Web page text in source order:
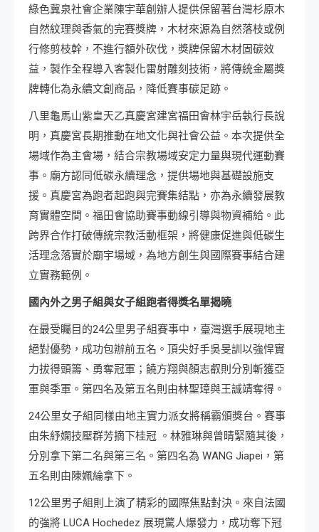
綠色冀泉社會企業陳宇華創辦人提供保留著台灣杉原木
自然紋理與香氣的完賽獎牌，木材來源為自然落枝或例
行修剪枝幹，不進行額外砍伐，獎牌保留木材固碳效
益，製作全程導入客製化雷射雕刻技術，將傳統金屬獎
牌轉化為永續文創商品，降低賽事碳足跡。
八里龜馬山紫皇天乙真慶宮建宮福田會林宇岳執行長說
明，真慶宮長期推動在地文化與社會公益。本次提供全
場域作為主會場，結合宗教場域安定力量與現代運動賽
事。廟方認同低碳永續理念，提供場地與基礎設施支
援。真慶宮為跑者起跑與完賽集結點，亦為永續發展教
育實體空間。福田會協助賽事動線引導與物資補給。此
跨界合作打破傳統宗教活動框架，將健康促進與低碳生
活理念落實於廟宇場域，為地方創生與國際賽事結合建
立實務範例。
國內外之男子組與女子組跑者得獎名單揭曉
在最受矚目的24公里男子組賽事中，臺灣選手展現地主
絕對優勢，成功包辦前五名。頂尖好手吳旻訓以強悍實
力拔得頭籌、勇奪冠軍；饒方翔與顏志叡則分別斬獲亞
軍與季軍。第四名及第五名則由林聖璋與王誠靖奪得。
24公里女子組同樣由地主實力派女將稱霸頒獎台。賽事
由朱紓嫻技壓群芳摘下桂冠 。林雅琳與曾晴緊隨其後，
分別拿下第二名與第三名。第四名為 WANG Jiapei，第
五名則由陳姵綸拿下。
12公里男子組則上演了精彩的國際焦點對決。來自法國
的強將 LUCA Hochedez 展現驚人爆發力，成功奪下冠